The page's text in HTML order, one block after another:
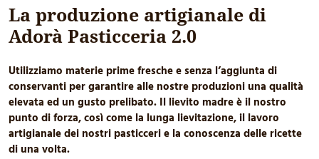
La produzione artigianale di
Adorà Pasticceria 2.0
Utilizziamo materie prime fresche e senza l’aggiunta di
conservanti per garantire alle nostre produzioni una qualità
elevata ed un gusto prelibato. Il lievito madre è il nostro
punto di forza, così come la lunga lievitazione, il lavoro
artigianale dei nostri pasticceri e la conoscenza delle ricette
di una volta.